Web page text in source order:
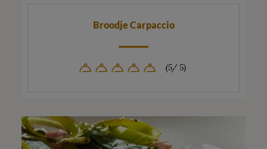
Broodje Carpaccio
(5/ 5)